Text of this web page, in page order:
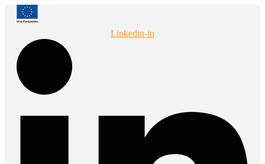
Przejdź
Linkedin-in